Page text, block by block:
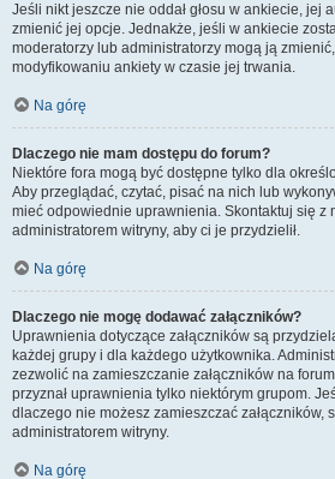
Jeśli nikt jeszcze nie oddał głosu w ankiecie, jej
zmienić jej opcje. Jednakże, jeśli w ankiecie
moderatorzy lub administratorzy mogą ją
modyfikowaniu ankiety w czasie jej trwania.
Na górę
Dlaczego nie mam dostępu do forum?
Niektóre fora mogą być dostępne tylko dla
Aby przeglądać, czytać, pisać na nich lub
mieć odpowiednie uprawnienia. Skontaktuj się z
administratorem witryny, aby ci je przydzielił.
Na górę
Dlaczego nie mogę dodawać załączników?
Uprawnienia dotyczące załączników są
każdej grupy i dla każdego użytkownika.
zezwolić na zamieszczanie załączników na
przyznał uprawnienia tylko niektórym grupom.
dlaczego nie możesz zamieszczać załączników,
administratorem witryny.
Na górę